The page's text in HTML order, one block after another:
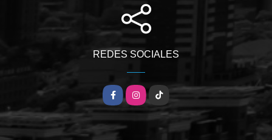
REDES SOCIALES
FacebookInstagramTikTok